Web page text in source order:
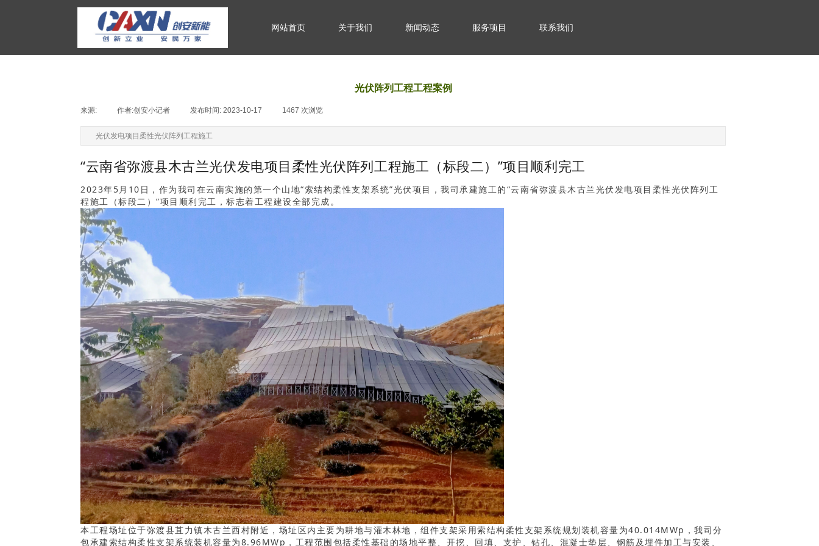
网站首页 关于我们 新闻动态 服务项目 联系我们
光伏阵列工程工程案例
来源: 作者:创安小记者 发布时间: 2023-10-17 1467 次浏览
光伏发电项目柔性光伏阵列工程施工
“云南省弥渡县木古兰光伏发电项目柔性光伏阵列工程施工（标段二）”项目顺利完工
2023年5月10日，作为我司在云南实施的第一个山地“索结构柔性支架系统”光伏项目，我司承建施工的“云南省弥渡县木古兰光伏发电项目柔性光伏阵列工
程施工（标段二）”项目顺利完工，标志着工程建设全部完成。
本工程场址位于弥渡县苴力镇木古兰西村附近，场址区内主要为耕地与灌木林地，组件支架采用索结构柔性支架系统规划装机容量为40.014MWp，我司分
包承建索结构柔性支架系统装机容量为8.96MWp，工程范围包括柔性基础的场地平整、开挖、回填、支护、钻孔、混凝士垫层、钢筋及埋件加工与安装、